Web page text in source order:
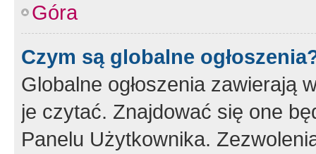
Góra
Czym są globalne
Globalne ogłoszenia zawierają
je czytać. Znajdować się one
Panelu Użytkownika.